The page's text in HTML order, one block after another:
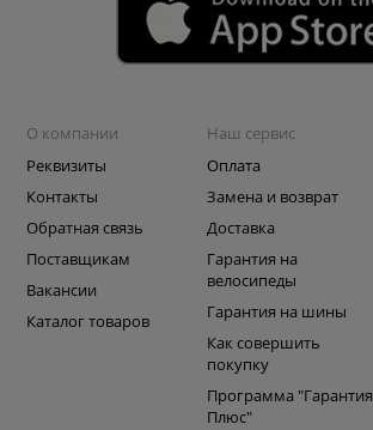
О компании
Реквизиты
Контакты
Обратная связь
Поставщикам
Вакансии
Каталог товаров
Наш сервис
Оплата
Замена и возврат
Доставка
Гарантия на
велосипеды
Гарантия на шины
Как совершить
покупку
Программа "Гарантия
Плюс"